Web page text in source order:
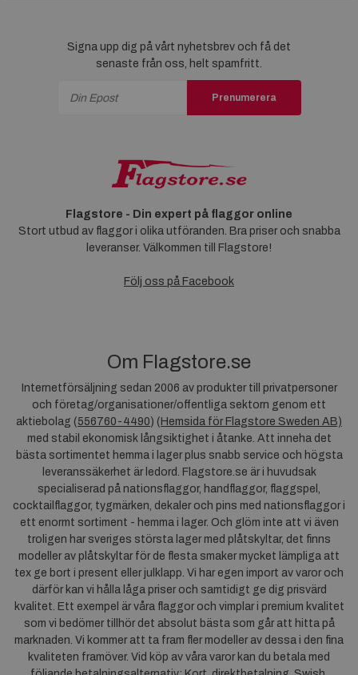
Signa upp dig på vårt nyhetsbrev och få det
senaste från oss, helt spamfritt.
Prenumerera
Flagstore - Din expert på flaggor online
Stort utbud av flaggor i olika utföranden. Bra priser och snabba
leveranser. Välkommen till Flagstore!
Följ oss på Facebook
Om Flagstore.se
Internetförsäljning sedan 2006 av produkter till privatpersoner
och företag/organisationer/offentliga sektorn genom ett
aktiebolag (556760-4490) ( Hemsida för Flagstore Sweden AB)
med stabil ekonomisk långsiktighet i åtanke. Att inneha det
bästa sortimentet hemma i lager plus snabb service och högsta
leveranssäkerhet är ledord. Flagstore.se är i huvudsak
specialiserad på nationsflaggor, handflaggor, flaggspel,
cocktailflaggor, tygmärken, dekaler och pins med nationsflaggor i
ett enormt sortiment - hemma i lager. Och glöm inte att vi även
troligen har sveriges största lager med plåtskyltar, det finns
modeller av plåtskyltar för de flesta smaker mycket lämpliga att
tex ge bort i present eller julklapp. Vi har egen import av varor och
därför kan vi hålla låga priser och samtidigt ge dig prisvärd
kvalitet. Ett exempel är våra flaggor och vimplar i premium kvalitet
som vi bedömer tillhör det absolut bästa som går att hitta på
marknaden. Vi kommer att ta fram fler modeller av dessa i den fina
kvaliteten framöver. Vid köp av våra varor kan du betala med